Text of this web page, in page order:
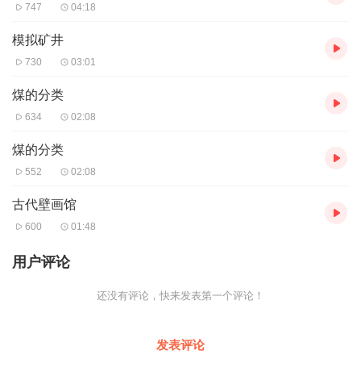
747 04:18
模拟矿井
730 03:01
煤的分类
634 02:08
煤的分类
552 02:08
古代壁画馆
600 01:48
用户评论
还没有评论，快来发表第一个评论！
发表评论